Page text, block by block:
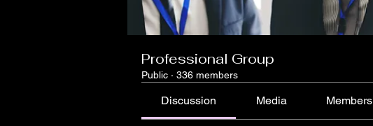
Professional Group
Public · 336 members
Discussion Media Members